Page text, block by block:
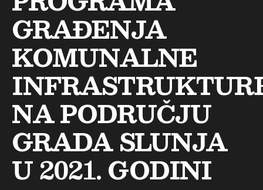
GRAĐENJA
KOMUNALNE
NA PODRUČJU
GRADA SLUNJA
U 2021. GODINI